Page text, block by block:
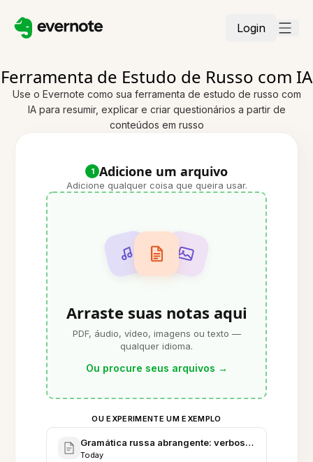
Login
Ferramenta de Estudo de Russo com IA
Use o Evernote como sua ferramenta de estudo de russo com
IA para resumir, explicar e criar questionários a partir de
conteúdos em russo
1 Adicione um arquivo
Adicione qualquer coisa que queira usar.
Arraste suas notas aqui
PDF, áudio, vídeo, imagens ou texto —
qualquer idioma.
Ou procure seus arquivos →
OU EXPERIMENTE UM EXEMPLO
Gramática russa abrangente: verbos, casos e
Today